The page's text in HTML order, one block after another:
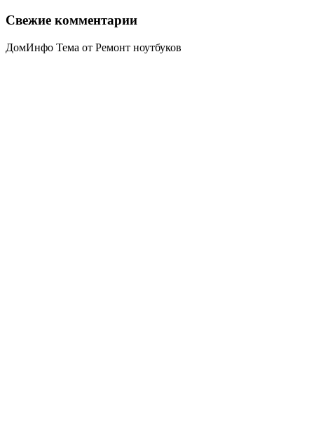
Свежие комментарии
ДомИнфо Тема от Ремонт ноутбуков